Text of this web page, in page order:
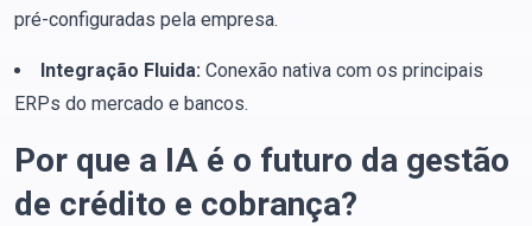
pré-configuradas pela empresa.
Integração Fluida: Conexão nativa com os principais
ERPs do mercado e bancos.
Por que a IA é o futuro da gestão
de crédito e cobrança?